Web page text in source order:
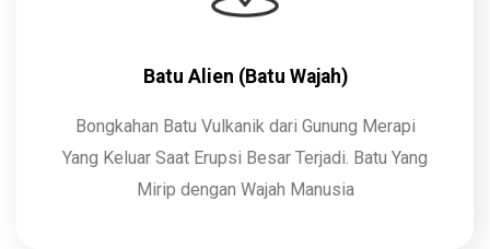
Batu Alien (Batu Wajah)
Bongkahan Batu Vulkanik dari Gunung Merapi
Yang Keluar Saat Erupsi Besar Terjadi. Batu Yang
Mirip dengan Wajah Manusia